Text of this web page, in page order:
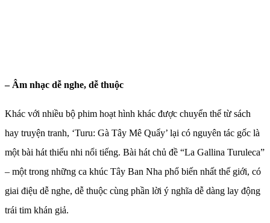
– Âm nhạc dễ nghe, dễ thuộc
Khác với nhiều bộ phim hoạt hình khác được chuyển thể từ sách
hay truyện tranh, ‘Turu: Gà Tây Mê Quẩy’ lại có nguyên tác gốc là
một bài hát thiếu nhi nổi tiếng. Bài hát chủ đề “La Gallina Turuleca”
– một trong những ca khúc Tây Ban Nha phổ biến nhất thế giới, có
giai điệu dễ nghe, dễ thuộc cùng phần lời ý nghĩa dễ dàng lay động
trái tim khán giả.